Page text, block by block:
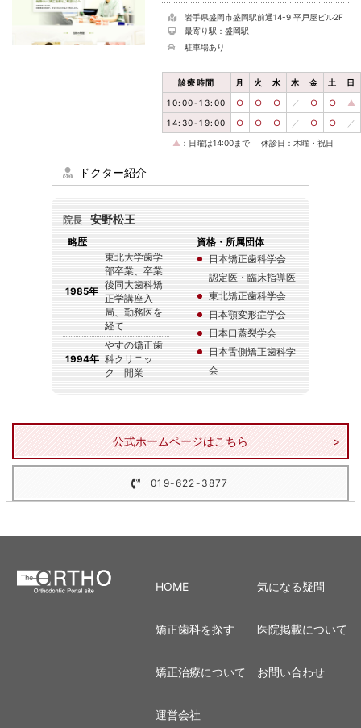
岩手県盛岡市盛岡駅前通14-9 平戸屋ビル2F
最寄り駅：盛岡駅
駐車場あり
診療時間 月 火 水 木 金 土 日
10:00-13:00 ○ ○ ○ ／ ○ ○ ▲
14:30-19:00 ○ ○ ○ ／ ○ ○ ／
▲ ：日曜は14:00まで 休診日：木曜・祝日
ドクター紹介
院長 安野松王
略歴
1985年
東北大学歯学
部卒業、卒業
後同大歯科矯
正学講座入
局、勤務医を
経て
1994年
やすの矯正歯
科クリニッ
ク 開業
資格・所属団体
日本矯正歯科学会
認定医・臨床指導医
東北矯正歯科学会
日本顎変形症学会
日本口蓋裂学会
日本舌側矯正歯科学
会
公式ホームページはこちら
019-622-3877
HOME
矯正歯科を探す
矯正治療について
気になる疑問
医院掲載について
お問い合わせ
運営会社